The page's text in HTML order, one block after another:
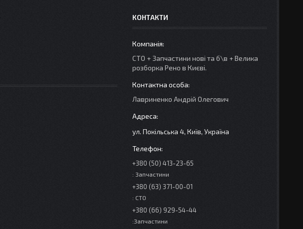
КОНТАКТИ
СТО + Запчастини нові та б\в + Велика
розборка Рено в Києві.
Лавриненко Андрій Олегович
ул. Покільська 4, Київ, Україна
+380 (50) 413-23-65
: Запчастини
+380 (63) 371-00-01
: СТО
+380 (66) 929-54-44
:Запчастини